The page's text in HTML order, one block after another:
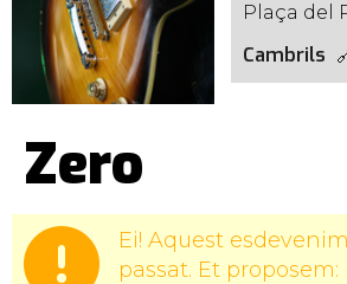
Plaça del
Cambrils
Zero
Ei! Aquest
passat. Et proposem: